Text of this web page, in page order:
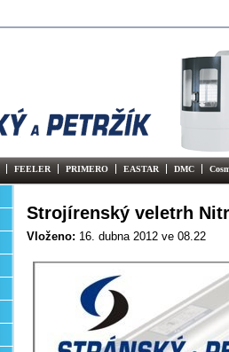
FEELER PRIMERO EASTAR DMC
Strojírenský veletrh
Vloženo: 16. dubna 2012 ve 08.22